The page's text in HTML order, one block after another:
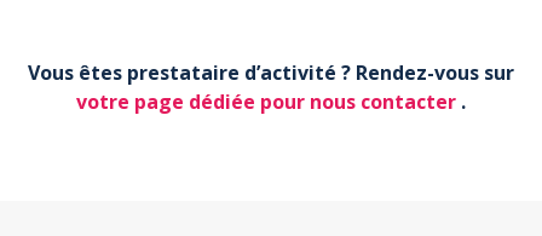
Votre email*
Vous êtes prestataire d’activité ? Rendez-vous sur
votre page dédiée pour nous contacter .